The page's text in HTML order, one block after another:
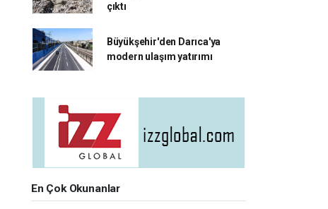
çıktı
Büyükşehir'den Darıca'ya
modern ulaşım yatırımı
En Çok Okunanlar